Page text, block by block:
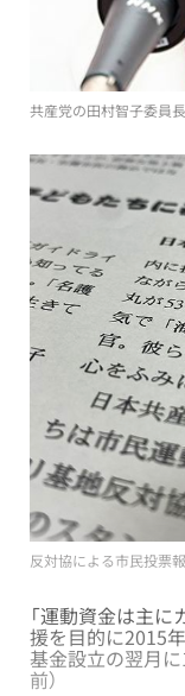
共産党の田村智子委員長
反対協による市民投票
「運動資金は主
援を目的に2015
基金設立の翌月に
前）